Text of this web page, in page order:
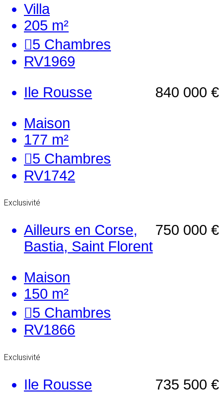
Villa
205 m²
5 Chambres
RV1969
840 000 €
Ile Rousse
Maison
177 m²
5 Chambres
RV1742
Exclusivité
750 000 €
Ailleurs en Corse,
Bastia, Saint Florent
Maison
150 m²
5 Chambres
RV1866
Exclusivité
735 500 €
Ile Rousse